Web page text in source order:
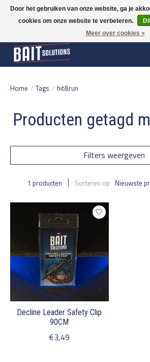
Gratis verzending vanaf 50 euro binnen NL | Op voorraad
verzonden | België vanaf 70 euro gratis verzonden
Home / Tags / hit&run
Producten getagd
Filters weergeven
1 producten Sorteren op Nieuwste
Decline Leader Safety Clip
90CM
€3,49
Door het gebruiken van onze website, ga je
cookies om onze website te verbeteren.
Meer over cookies »